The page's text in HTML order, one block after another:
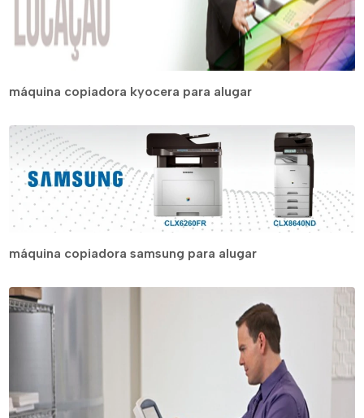
máquina copiadora kyocera para alugar
máquina copiadora samsung para alugar